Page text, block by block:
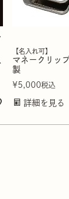
【名入れ可】
マネークリッ
製
¥5,000税込
詳細を見る